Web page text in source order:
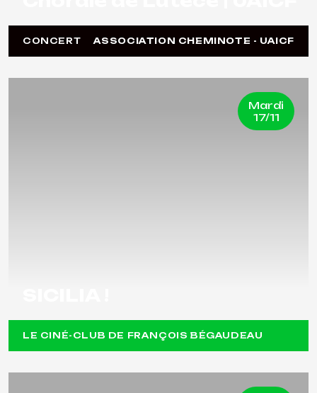
CONCERT ASSOCIATION CHEMINOTE - UAICF
Mardi
17/11
LE CINÉ-CLUB DE FRANÇOIS BÉGAUDEAU